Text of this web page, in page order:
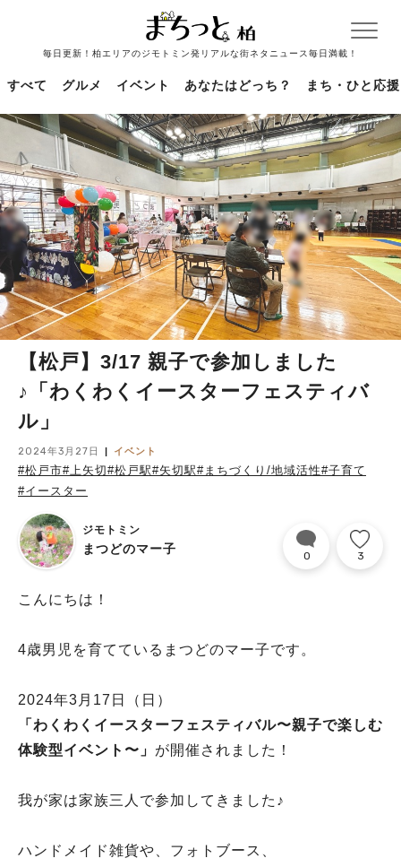
毎日更新！柏エリアのジモトミン発リアルな街ネタニュース毎日満載！
すべて グルメ イベント あなたはどっち？ まち・ひと応援
【松戸】3/17 親子で参加しました
♪「わくわくイースターフェスティバ
ル」
2024年3月27日 イベント
#松戸市#上矢切#松戸駅#矢切駅#まちづくり/地域活性#子育て
#イースター
ジモトミン
まつどのマー子 0 3
こんにちは！
4歳男児を育てているまつどのマー子です。
2024年3月17日（日）
「わくわくイースターフェスティバル〜親子で楽しむ
体験型イベント〜」 が開催されました！
我が家は家族三人で参加してきました♪
ハンドメイド雑貨や、フォトブース、